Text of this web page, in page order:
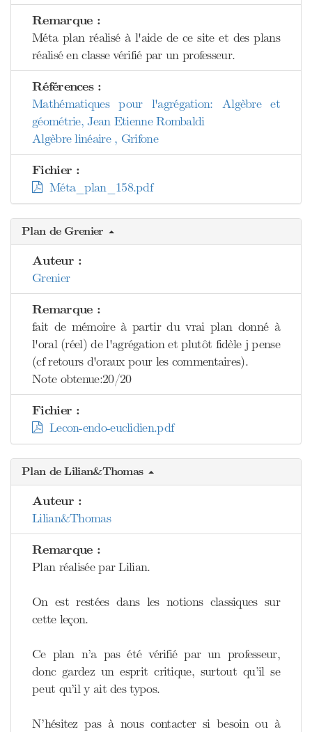
Remarque :
Méta plan réalisé à l'aide de ce site et des plans
réalisé en classe vérifié par un professeur.
Références :
Mathématiques pour l'agrégation: Algèbre et
géométrie, Jean Etienne Rombaldi
Algèbre linéaire , Grifone
Fichier :
Méta_plan_158.pdf
Plan de Grenier
Auteur :
Grenier
Remarque :
fait de mémoire à partir du vrai plan donné à
l'oral (réel) de l'agrégation et plutôt fidèle j pense
(cf retours d'oraux pour les commentaires).
Note obtenue:20/20
Fichier :
Lecon-endo-euclidien.pdf
Plan de Lilian&Thomas
Auteur :
Lilian&Thomas
Remarque :
Plan réalisée par Lilian.
On est restées dans les notions classiques sur
cette leçon.
Ce plan n’a pas été vérifié par un professeur,
donc gardez un esprit critique, surtout qu’il se
peut qu’il y ait des typos.
N’hésitez pas à nous contacter si besoin ou à